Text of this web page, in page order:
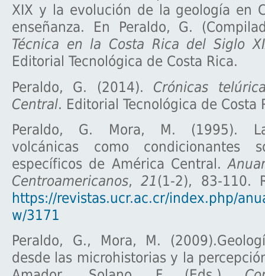
XIX y la evolución de la geología en
enseñanza. En Peraldo, G.
Técnica en la Costa Rica del Siglo
Editorial Tecnológica de Costa Rica.
Peraldo, G. (2014). Crónicas
Central. Editorial Tecnológica de Costa
Peraldo, G. Mora, M. (1995).
volcánicas como condicionantes
específicos de América Central.
Centroamericanos, 21(1-2), 83-110.
https://revistas.ucr.ac.cr/index.php/
w/3171
Peraldo, G., Mora, M.
desde las microhistorias y la